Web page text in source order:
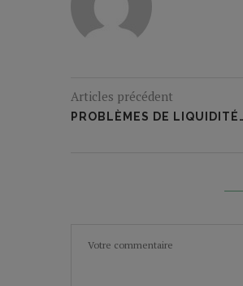
Articles précédent
PROBLÈMES DE